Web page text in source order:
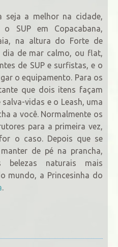
seja a melhor na cidade,
o SUP em Copacabana,
na altura do Forte de
dia de mar calmo, ou flat,
de SUP e surfistas, e o
o equipamento. Para os
que dois itens façam
vidas e o Leash, uma
a você. Normalmente os
para a primeira vez,
o caso. Depois que se
de pé na prancha,
naturais mais
mundo, a Princesinha do
.